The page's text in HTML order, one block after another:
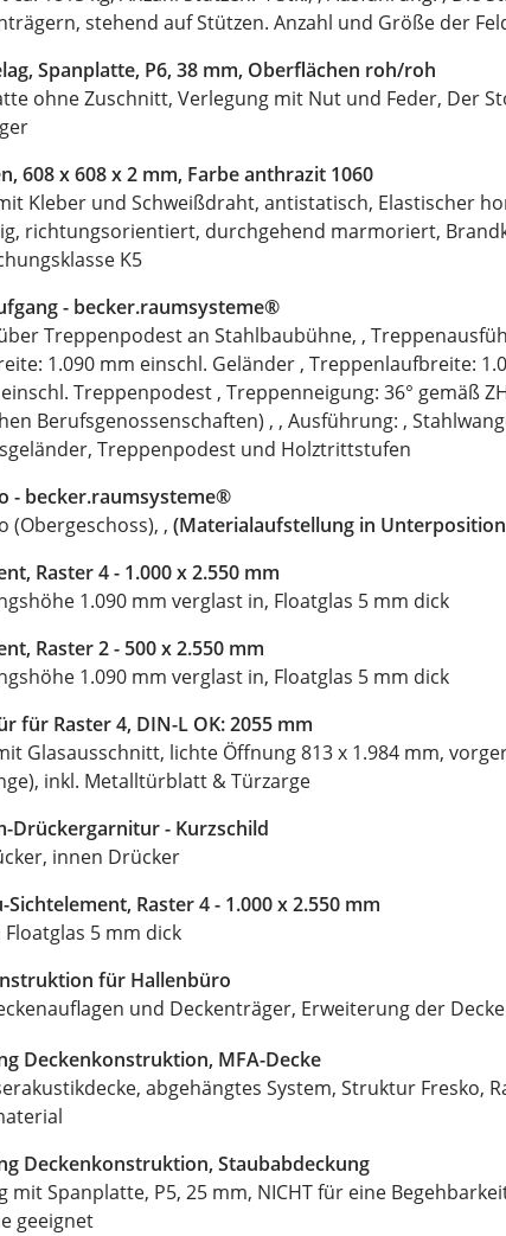
stehend auf Stützen. Anzahl und Größe der
Spanplatte, P6, 38 mm, Oberflächen roh/roh
ohne Zuschnitt, Verlegung mit Nut und Feder, Der
608 x 608 x 2 mm, Farbe anthrazit 1060
Kleber und Schweißdraht, antistatisch, Elastischer
richtungsorientiert, durchgehend marmoriert,
K5
- becker.raumsysteme®
Treppenpodest an Stahlbaubühne, ,
1.090 mm einschl. Geländer , Treppenlaufbreite:
Treppenpodest , Treppenneigung: 36° gemäß
Berufsgenossenschaften) , , Ausführung: ,
Treppenpodest und Holztrittstufen
- becker.raumsysteme®
(Obergeschoss), , (Materialaufstellung in
Raster 4 - 1.000 x 2.550 mm
1.090 mm verglast in, Floatglas 5 mm dick
Raster 2 - 500 x 2.550 mm
1.090 mm verglast in, Floatglas 5 mm dick
für Raster 4, DIN-L OK: 2055 mm
Glasausschnitt, lichte Öffnung 813 x 1.984 mm,
inkl. Metalltürblatt & Türzarge
Drückergarnitur - Kurzschild
innen Drücker
Raster 4 - 1.000 x 2.550 mm
5 mm dick
für Hallenbüro
und Deckenträger, Erweiterung der
Deckenkonstruktion, MFA-Decke
abgehängtes System, Struktur Fresko,
Deckenkonstruktion, Staubabdeckung
mit Spanplatte, P5, 25 mm, NICHT für eine
geeignet